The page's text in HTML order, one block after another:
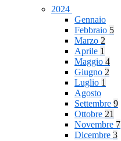
2024
Gennaio
Febbraio 5
Marzo 2
Aprile 1
Maggio 4
Giugno 2
Luglio 1
Agosto
Settembre 9
Ottobre 21
Novembre 7
Dicembre 3